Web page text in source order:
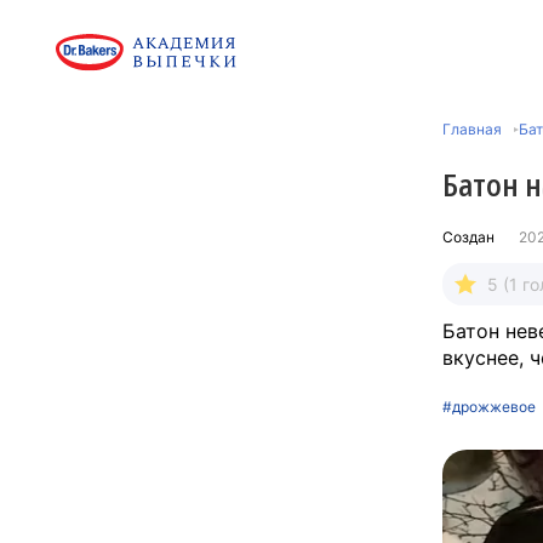
Главная
Батон
Создан
5 (1
Батон
вкуснее,
#дрожжевое